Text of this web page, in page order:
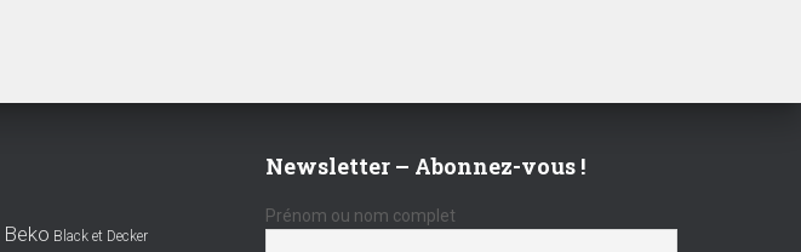
Beko Black et Decker
Newsletter – Abonnez-vous !
Prénom ou nom complet